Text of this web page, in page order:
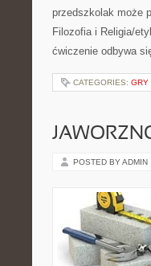
przedszkolak może
Filozofia i Religia/
ćwiczenie odbywa
CATEGORIES: GRY
POSTED BY ADMIN